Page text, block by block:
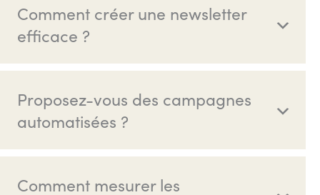
Comment créer une newsletter
efficace ?
Proposez-vous des campagnes
automatisées ?
Comment mesurer les